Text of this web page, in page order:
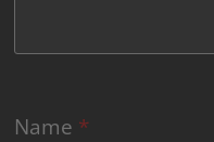
Name *